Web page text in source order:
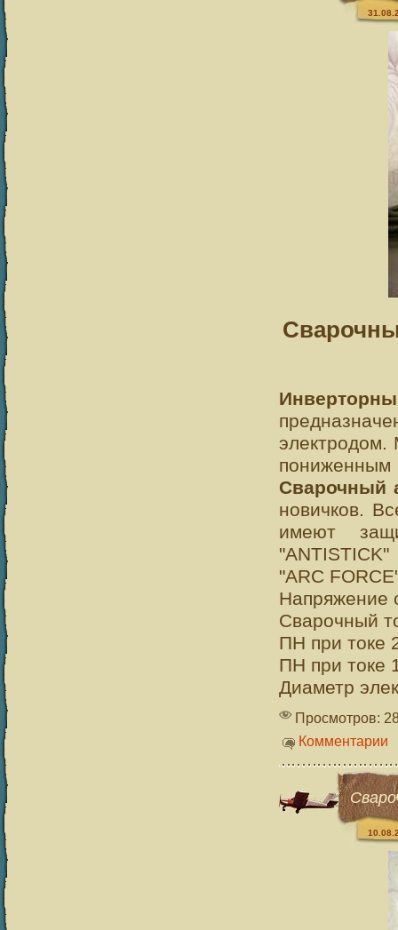
электродом.
пониженным
Сварочный
новичков.
имеют
"ARC
Напряжение
Сварочный
ПН при токе
ПН при токе
Диаметр
Просмотров:
Комментарии